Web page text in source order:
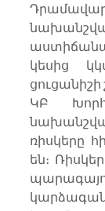
կեսից
ցուցանիշի
ԿԲ
ռիսկերը
են։